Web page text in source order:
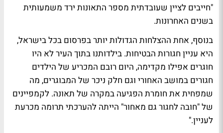
"חייבים לציין שעובדתית מספר התאונות ירד משמעותית
בשנים האחרונות.
בנוסף, אחת ההצלחות הגדולות יותר בפרסום בכל בישראל,
היא עניין חגורות הבטיחות. בילדותנו בתוך העיר לא היו
חוגרים אפילו מקדימה, היום רובם המכריע של הילדים
חגורים במושב האחורי וגם חלק ניכר של המבוגרים, מה
שמפחית את חומרת הפגיעה במקרה של תאונה. לקמפיינים
של "חובה לחגור גם מאחור" הייתה להערכתי תרומה מכרעת
לעניין."